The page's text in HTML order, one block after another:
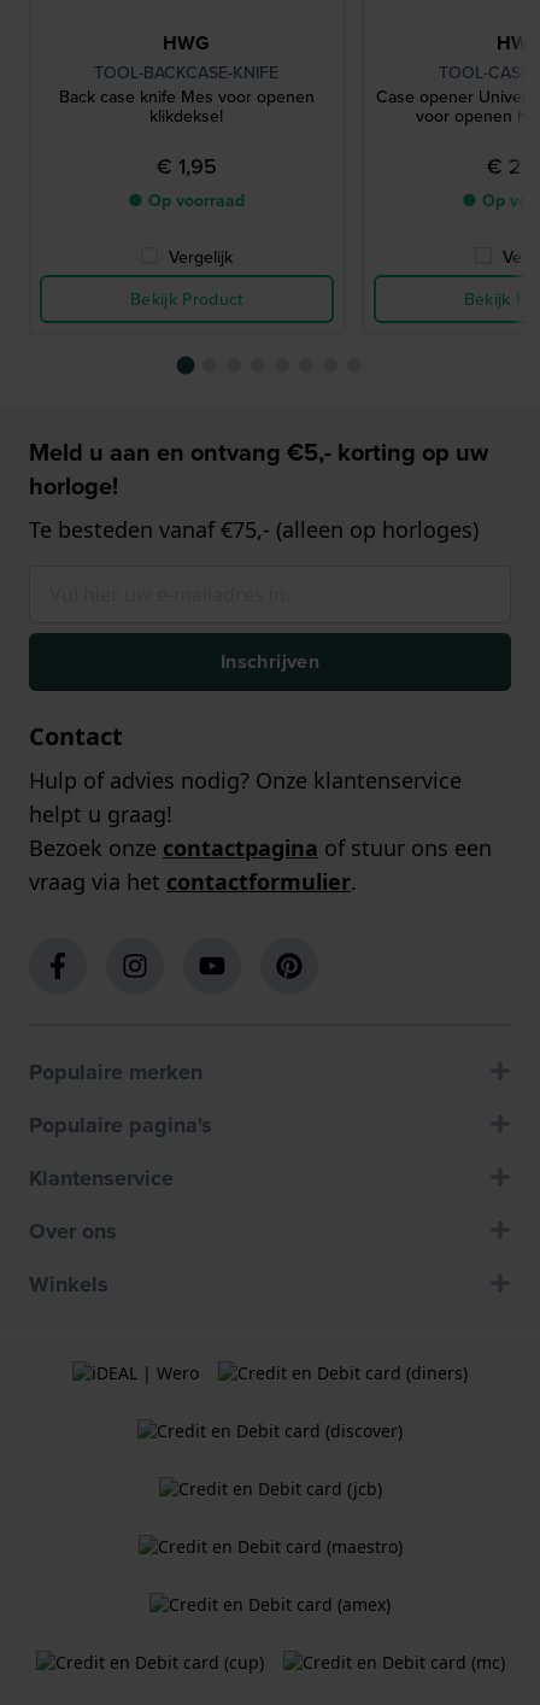
HWG
TOOL-BACKCASE-KNIFE
Back case knife Mes voor openen
klikdeksel
€ 1,95
● Op voorraad
Vergelijk
Bekijk Product
TOOL-
Case opener
voor openen
€
● Op
Bekijk
Meld u aan en ontvang €5,- korting op uw
horloge!
Te besteden vanaf €75,- (alleen op horloges)
Inschrijven
Contact
Hulp of advies nodig? Onze klantenservice
helpt u graag!
Bezoek onze contactpagina of stuur ons een
vraag via het contactformulier.
Populaire merken
Populaire pagina's
Klantenservice
Over ons
Winkels